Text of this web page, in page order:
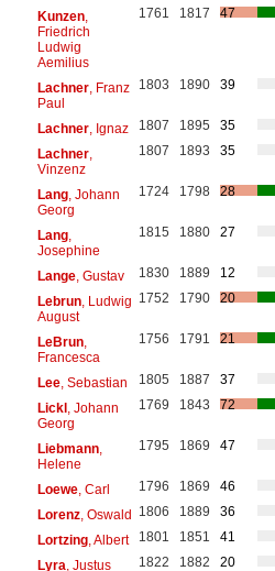
Kunzen,
Friedrich
Ludwig
Aemilius
1761 1817 47
Lachner, Franz
Paul
1803 1890 39
Lachner, Ignaz 1807 1895
35
Lachner,
Vinzenz
1807 1893 35
Lang, Johann
Georg
1724 1798 28
Lang,
Josephine
1815 1880 27
Lange, Gustav 1830 1889
12
Lebrun, Ludwig
August
1752 1790 20
LeBrun,
Francesca
1756 1791 21
Lee, Sebastian 1805 1887
37
Lickl, Johann
Georg
1769 1843 72
Liebmann,
Helene
1795 1869 47
Loewe, Carl 1796 1869
46
Lorenz, Oswald 1806 1889
36
Lortzing, Albert 1801 1851
41
Lyra , Justus
1822 1882 20